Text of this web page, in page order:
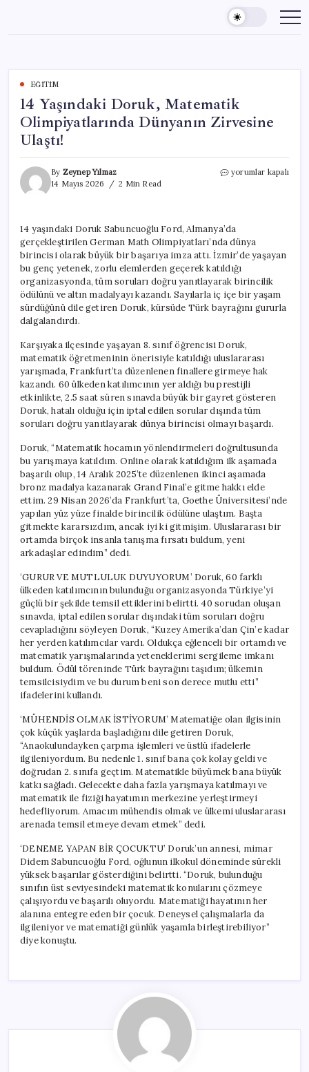
content
EĞITIM
14 Yaşındaki Doruk, Matematik
Olimpiyatlarında Dünyanın Zirvesine
Ulaştı!
By Zeynep Yılmaz
14 Mayıs 2026
2 Min Read
14
Dünyanın
Zirvesine
Ulaştı!
için
yorumlar kapalı
14 yaşındaki Doruk Sabuncuoğlu Ford, Almanya’da
gerçekleştirilen German Math Olimpiyatları’nda dünya
birincisi olarak büyük bir başarıya imza attı. İzmir’de yaşayan
bu genç yetenek, zorlu elemlerden geçerek katıldığı
organizasyonda, tüm soruları doğru yanıtlayarak birincilik
ödülünü ve altın madalyayı kazandı. Sayılarla iç içe bir yaşam
sürdüğünü dile getiren Doruk, kürsüde Türk bayrağını gururla
dalgalandırdı.
Karşıyaka ilçesinde yaşayan 8. sınıf öğrencisi Doruk,
matematik öğretmeninin önerisiyle katıldığı uluslararası
yarışmada, Frankfurt’ta düzenlenen finallere girmeye hak
kazandı. 60 ülkeden katılımcının yer aldığı bu prestijli
etkinlikte, 2.5 saat süren sınavda büyük bir gayret gösteren
Doruk, hatalı olduğu için iptal edilen sorular dışında tüm
soruları doğru yanıtlayarak dünya birincisi olmayı başardı.
Doruk, “Matematik hocamın yönlendirmeleri doğrultusunda
bu yarışmaya katıldım. Online olarak katıldığım ilk aşamada
başarılı olup, 14 Aralık 2025’te düzenlenen ikinci aşamada
bronz madalya kazanarak Grand Final’e gitme hakkı elde
ettim. 29 Nisan 2026’da Frankfurt’ta, Goethe Üniversitesi’nde
yapılan yüz yüze finalde birincilik ödülüne ulaştım. Başta
gitmekte kararsızdım, ancak iyi ki gitmişim. Uluslararası bir
ortamda birçok insanla tanışma fırsatı buldum, yeni
arkadaşlar edindim” dedi.
‘GURUR VE MUTLULUK DUYUYORUM’ Doruk, 60 farklı
ülkeden katılımcının bulunduğu organizasyonda Türkiye’yi
güçlü bir şekilde temsil ettiklerini belirtti. 40 sorudan oluşan
sınavda, iptal edilen sorular dışındaki tüm soruları doğru
cevapladığını söyleyen Doruk, “Kuzey Amerika’dan Çin’e kadar
her yerden katılımcılar vardı. Oldukça eğlenceli bir ortamdı ve
matematik yarışmalarında yeteneklerimi sergileme imkanı
buldum. Ödül töreninde Türk bayrağını taşıdım; ülkemin
temsilcisiydim ve bu durum beni son derece mutlu etti”
ifadelerini kullandı.
‘MÜHENDİS OLMAK İSTİYORUM’ Matematiğe olan ilgisinin
çok küçük yaşlarda başladığını dile getiren Doruk,
“Anaokulundayken çarpma işlemleri ve üstlü ifadelerle
ilgileniyordum. Bu nedenle 1. sınıf bana çok kolay geldi ve
doğrudan 2. sınıfa geçtim. Matematikle büyümek bana büyük
katkı sağladı. Gelecekte daha fazla yarışmaya katılmayı ve
matematik ile fiziği hayatımın merkezine yerleştirmeyi
hedefliyorum. Amacım mühendis olmak ve ülkemi uluslararası
arenada temsil etmeye devam etmek” dedi.
‘DENEME YAPAN BİR ÇOCUKTU’ Doruk’un annesi, mimar
Didem Sabuncuoğlu Ford, oğlunun ilkokul döneminde sürekli
yüksek başarılar gösterdiğini belirtti. “Doruk, bulunduğu
sınıfın üst seviyesindeki matematik konularını çözmeye
çalışıyordu ve başarılı oluyordu. Matematiği hayatının her
alanına entegre eden bir çocuk. Deneysel çalışmalarla da
ilgileniyor ve matematiği günlük yaşamla birleştirebiliyor”
diye konuştu.